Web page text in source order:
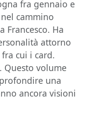
fra gennaio e
cammino
Francesco. Ha
attorno
cui i card.
Questo volume
una
ancora visioni